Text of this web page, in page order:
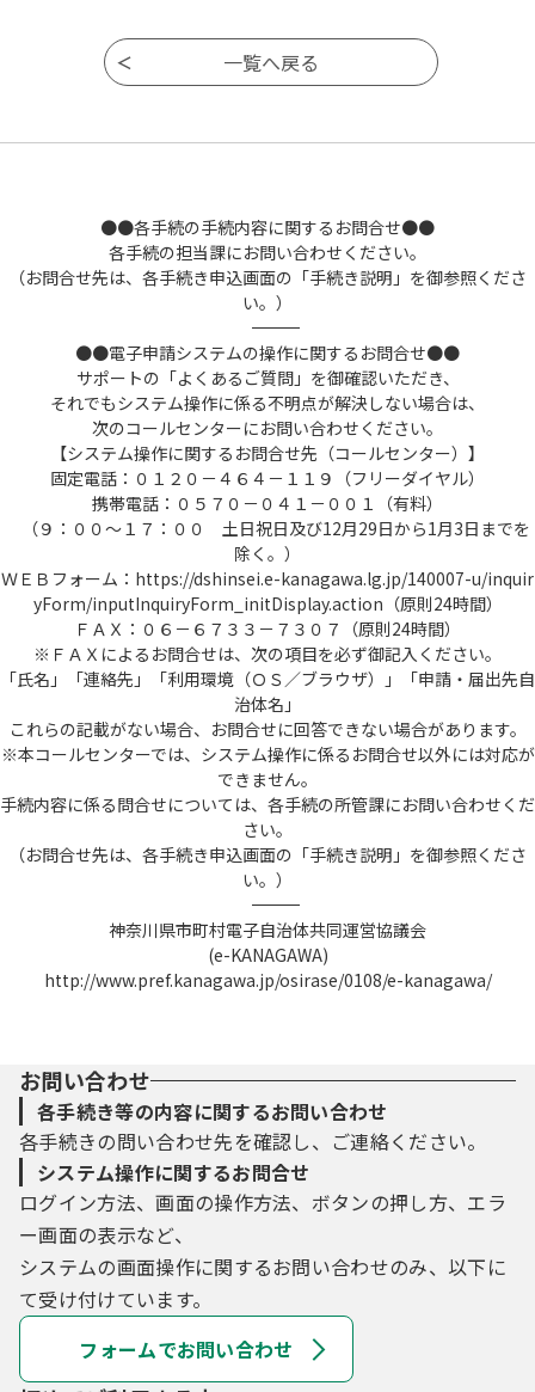
●●各手続の手続内容に関するお問合せ●●
各手続の担当課にお問い合わせください。
（お問合せ先は、各手続き申込画面の「手続き説明」を御参照くださ
い。）
――――――――――――――――――――――――――――――――――――――――――――――――――
●●電子申請システムの操作に関するお問合せ●●
サポートの「よくあるご質問」を御確認いただき、
それでもシステム操作に係る不明点が解決しない場合は、
次のコールセンターにお問い合わせください。
【システム操作に関するお問合せ先（コールセンター）】
固定電話：０１２０－４６４－１１９（フリーダイヤル）
携帯電話：０５７０－０４１－００１（有料）
（９：００～１７：００ 土日祝日及び12月29日から1月3日までを
除く。）
ＷＥＢフォーム：https://dshinsei.e-kanagawa.lg.jp/140007-u/inquir
yForm/inputInquiryForm_initDisplay.action（原則24時間）
ＦＡＸ：０６－６７３３－７３０７（原則24時間）
※ＦＡＸによるお問合せは、次の項目を必ず御記入ください。
「氏名」「連絡先」「利用環境（ＯＳ／ブラウザ）」「申請・届出先自
治体名」
これらの記載がない場合、お問合せに回答できない場合があります。
※本コールセンターでは、システム操作に係るお問合せ以外には対応が
できません。
手続内容に係る問合せについては、各手続の所管課にお問い合わせくだ
さい。
（お問合せ先は、各手続き申込画面の「手続き説明」を御参照くださ
い。）
――――――――――――――――――――――――――――――――――――――――――――――――――
神奈川県市町村電子自治体共同運営協議会
(e-KANAGAWA)
http://www.pref.kanagawa.jp/osirase/0108/e-kanagawa/
お問い合わせ
各手続き等の内容に関するお問い合わせ
各手続きの問い合わせ先を確認し、ご連絡ください。
システム操作に関するお問合せ
ログイン方法、画面の操作方法、ボタンの押し方、エラ
ー画面の表示など、
システムの画面操作に関するお問い合わせのみ、以下に
て受け付けています。
フォームでお問い合わせ